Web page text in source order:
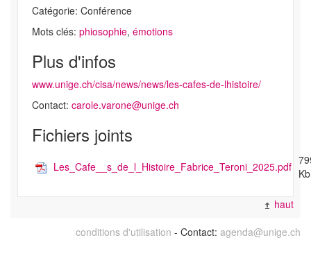
Catégorie: Conférence
Mots clés: phiosophie, émotions
Plus d'infos
www.unige.ch/cisa/news/news/les-cafes-de-lhistoire/
Contact: carole.varone@unige.ch
Fichiers joints
Les_Cafe__s_de_l_Histoire_Fabrice_Teroni_2025.pdf Kb
haut
conditions d'utilisation - Contact: agenda@unige.ch